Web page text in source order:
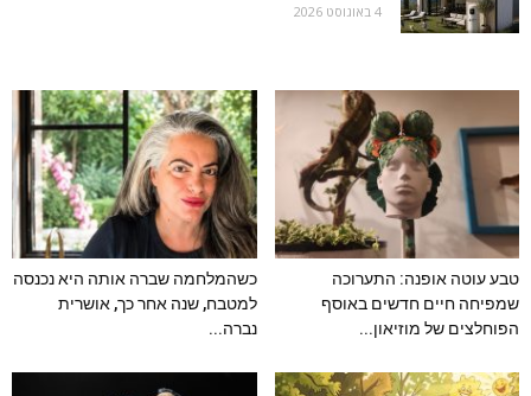
4 באוגוסט 2026
טבע עוטה אופנה: התערוכה
שמפיחה חיים חדשים באוסף
הפוחלצים של מוזיאון...
כשהמלחמה שברה אותה היא נכנסה
למטבח, שנה אחר כך, אושרית
נברה...